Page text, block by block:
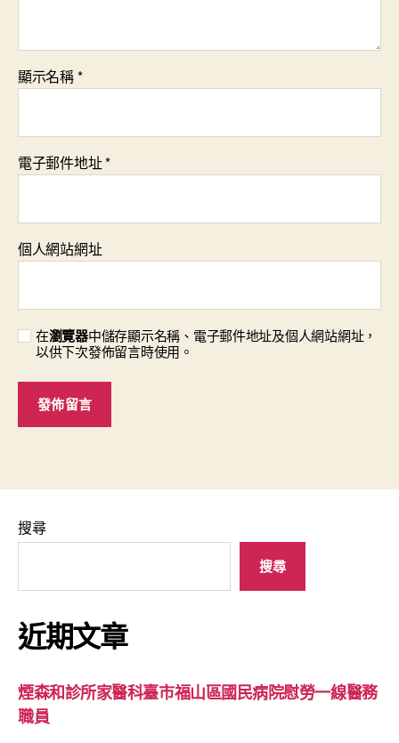
顯示名稱*
電子郵件地址*
個人網站網址
在瀏覽器中儲存顯示名稱、電子郵件地址及個人網站網址，
以供下次發佈留言時使用。
搜尋
搜尋
近期文章
煙森和診所家醫科臺市福山區國民病院慰勞一線醫務
職員